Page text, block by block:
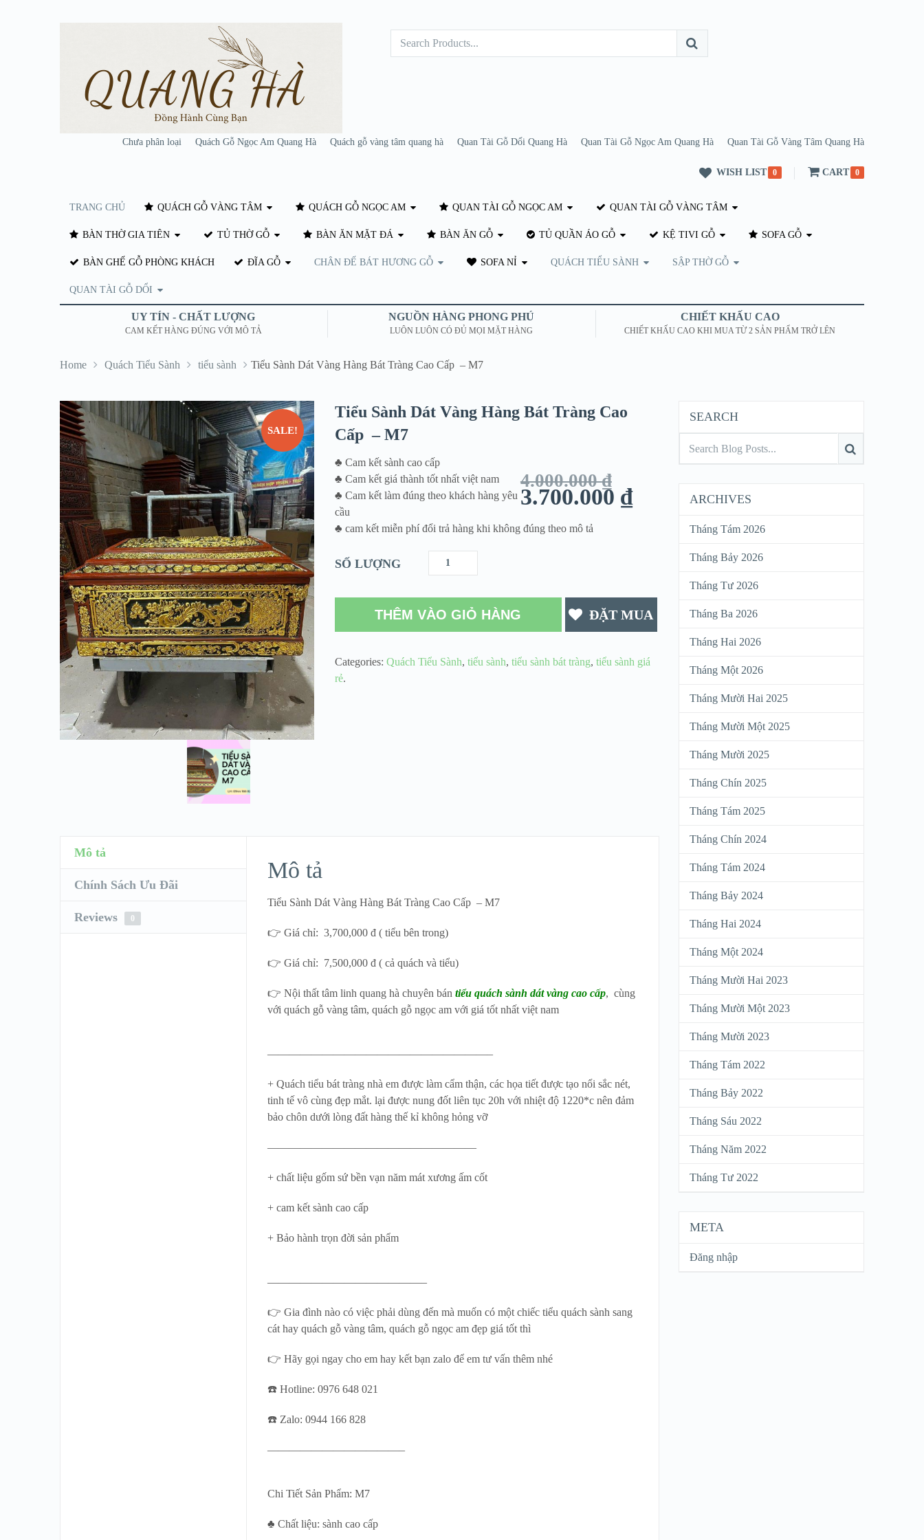
Chưa phân loại Quách Gỗ Ngọc Am Quang Hà Quách gỗ vàng tâm quang hà Quan Tài Gỗ Dổi Quang Hà Quan Tài Gỗ Ngọc Am Quang Hà Quan Tài Gỗ Vàng Tâm Quang Hà
WISH LIST 0 CART 0
TRANG CHỦ QUÁCH GỖ VÀNG TÂM QUÁCH GỖ NGỌC AM QUAN TÀI GỖ NGỌC AM QUAN TÀI GỖ VÀNG TÂM
BÀN THỜ GIA TIÊN TỦ THỜ GỖ BÀN ĂN MẶT ĐÁ BÀN ĂN GỖ TỦ QUẦN ÁO GỖ KỆ TIVI GỖ SOFA GỖ
BÀN GHẾ GỖ PHÒNG KHÁCH ĐĨA GỖ CHÂN ĐẾ BÁT HƯƠNG GỖ SOFA NỈ QUÁCH TIỂU SÀNH SẬP THỜ GỖ
QUAN TÀI GỖ DỔI
UY TÍN - CHẤT LƯỢNG
CAM KẾT HÀNG ĐÚNG VỚI MÔ TẢ
NGUỒN HÀNG PHONG PHÚ
LUÔN LUÔN CÓ ĐỦ MỌI MẶT HÀNG
CHIẾT KHẤU CAO
CHIẾT KHẤU CAO KHI MUA TỪ 2 SẢN PHẨM TRỞ LÊN
Home Quách Tiểu Sành tiểu sành Tiểu Sành Dát Vàng Hàng Bát Tràng Cao Cấp – M7
SALE!
Tiểu Sành Dát Vàng Hàng Bát Tràng Cao
Cấp – M7
4.000.000₫
3.700.000 ₫
♣ Cam kết sành cao cấp
♣ Cam kết giá thành tốt nhất việt nam
♣ Cam kết làm đúng theo khách hàng yêu
cầu
♣ cam kết miễn phí đổi trả hàng khi không đúng theo mô tả
SỐ LƯỢNG
THÊM VÀO GIỎ HÀNG ĐẶT MUA
Categories: Quách Tiểu Sành, tiểu sành, tiểu sành bát tràng, tiểu sành giá
rẻ.
Mô tả
Chính Sách Ưu Đãi
Reviews 0
Mô tả
Tiểu Sành Dát Vàng Hàng Bát Tràng Cao Cấp – M7
👉 Giá chỉ: 3,700,000 đ ( tiểu bên trong)
👉 Giá chỉ: 7,500,000 đ ( cả quách và tiểu)
👉 Nội thất tâm linh quang hà chuyên bántiểu quách sành dát vàng cao cấp, cùng
với quách gỗ vàng tâm, quách gỗ ngọc am với giá tốt nhất việt nam
————————————————————–
+ Quách tiểu bát tràng nhà em được làm cẩm thận, các họa tiết được tạo nổi sắc nét,
tinh tế vô cùng đẹp mắt. lại được nung đốt liên tục 20h với nhiệt độ 1220*c nên đảm
bảo chôn dưới lòng đất hàng thế kỉ không hỏng vỡ
———————————————————
+ chất liệu gốm sứ bền vạn năm mát xương ấm cốt
+ cam kết sành cao cấp
+ Bảo hành trọn đời sản phẩm
——————————————–
👉 Gia đình nào có việc phải dùng đến mà muốn có một chiếc tiểu quách sành sang
cát hay quách gỗ vàng tâm, quách gỗ ngọc am đẹp giá tốt thì
👉 Hãy gọi ngay cho em hay kết bạn zalo để em tư vấn thêm nhé
☎️ Hotline: 0976 648 021
☎️ Zalo: 0944 166 828
————————————–
Chi Tiết Sản Phẩm: M7
♣ Chất liệu: sành cao cấp
SEARCH
ARCHIVES
Tháng Tám 2026
Tháng Bảy 2026
Tháng Tư 2026
Tháng Ba 2026
Tháng Hai 2026
Tháng Một 2026
Tháng Mười Hai 2025
Tháng Mười Một 2025
Tháng Mười 2025
Tháng Chín 2025
Tháng Tám 2025
Tháng Chín 2024
Tháng Tám 2024
Tháng Bảy 2024
Tháng Hai 2024
Tháng Một 2024
Tháng Mười Hai 2023
Tháng Mười Một 2023
Tháng Mười 2023
Tháng Tám 2022
Tháng Bảy 2022
Tháng Sáu 2022
Tháng Năm 2022
Tháng Tư 2022
META
Đăng nhập